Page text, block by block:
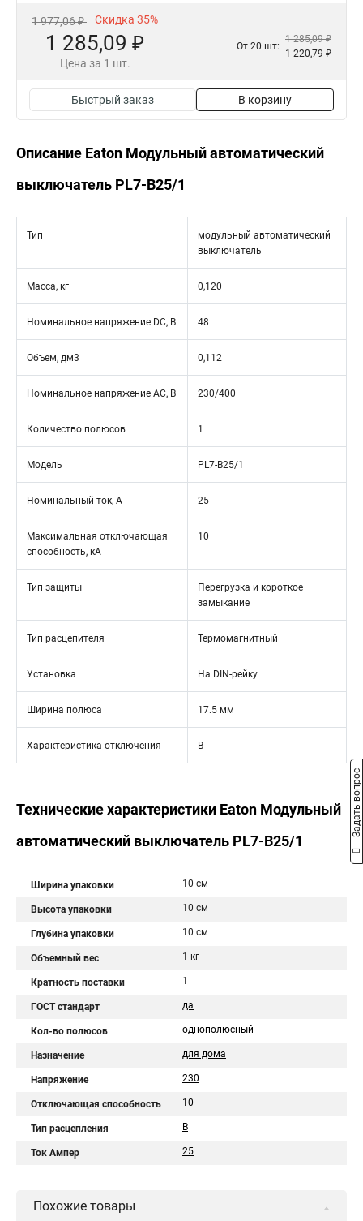
1 977,06 ₽ Скидка 35%
1 285,09 ₽
Цена за 1 шт.
От 20 шт:
1 285,09 ₽
1 220,79 ₽
Быстрый заказ В корзину
Описание Eaton Модульный автоматический
выключатель PL7-B25/1
Тип
модульный автоматический
выключатель
Масса, кг 0,120
Номинальное напряжение DC, В 48
Объем, дм3 0,112
Номинальное напряжение АС, В 230/400
Количество полюсов 1
Модель PL7-B25/1
Номинальный ток, А 25
Максимальная отключающая
способность, кА
10
Тип защиты
Перегрузка и короткое
замыкание
Тип расцепителя Термомагнитный
Установка На DIN-рейку
Ширина полюса 17.5 мм
Характеристика отключения B
Технические характеристики Eaton Модульный
автоматический выключатель PL7-B25/1
Ширина упаковки 10 см
Высота упаковки 10 см
Глубина упаковки 10 см
Объемный вес 1 кг
Кратность поставки 1
ГОСТ стандарт да
Кол-во полюсов однополюсный
Назначение для дома
Напряжение 230
Отключающая способность 10
Тип расцепления B
Ток Ампер 25
Похожие товары
Задать вопрос